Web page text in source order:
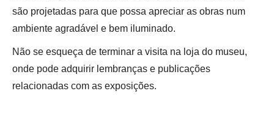
são projetadas para que possa apreciar as obras num
ambiente agradável e bem iluminado.
Não se esqueça de terminar a visita na loja do museu,
onde pode adquirir lembranças e publicações
relacionadas com as exposições.